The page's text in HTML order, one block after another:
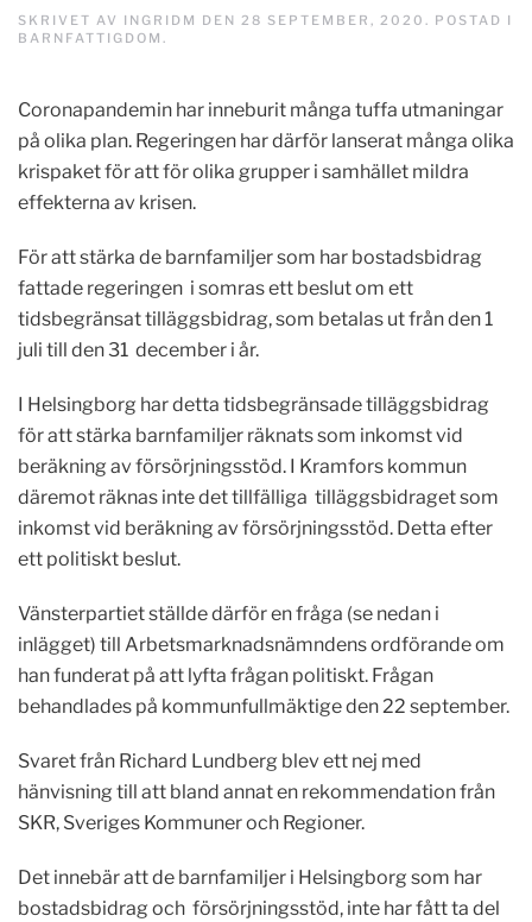
SKRIVET AV INGRIDM DEN 28 SEPTEMBER, 2020 . POSTAD I
BARNFATTIGDOM .
Coronapandemin har inneburit många tuffa utmaningar
på olika plan. Regeringen har därför lanserat många olika
krispaket för att för olika grupper i samhället mildra
effekterna av krisen.
För att stärka de barnfamiljer som har bostadsbidrag
fattade regeringen i somras ett beslut om ett
tidsbegränsat tilläggsbidrag, som betalas ut från den 1
juli till den 31 december i år.
I Helsingborg har detta tidsbegränsade tilläggsbidrag
för att stärka barnfamiljer räknats som inkomst vid
beräkning av försörjningsstöd. I Kramfors kommun
däremot räknas inte det tillfälliga tilläggsbidraget som
inkomst vid beräkning av försörjningsstöd. Detta efter
ett politiskt beslut.
Vänsterpartiet ställde därför en fråga (se nedan i
inlägget) till Arbetsmarknadsnämndens ordförande om
han funderat på att lyfta frågan politiskt. Frågan
behandlades på kommunfullmäktige den 22 september.
Svaret från Richard Lundberg blev ett nej med
hänvisning till att bland annat en rekommendation från
SKR, Sveriges Kommuner och Regioner.
Det innebär att de barnfamiljer i Helsingborg som har
bostadsbidrag och försörjningsstöd, inte har fått ta del